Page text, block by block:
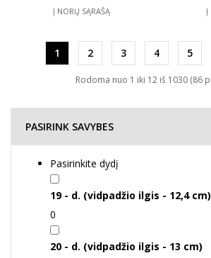
Į NORŲ SĄRAŠĄ Į
1 2 3 4 5
Rodoma nuo 1 iki 12 iš 1030 (86
PASIRINK SAVYBES
Pasirinkite dydį
19 - d. (vidpadžio ilgis - 12,4 cm)
0
20 - d. (vidpadžio ilgis - 13 cm)